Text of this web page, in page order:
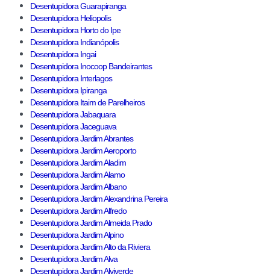
Desentupidora Guarapiranga
Desentupidora Heliopolis
Desentupidora Horto do Ipe
Desentupidora Indianópolis
Desentupidora Ingai
Desentupidora Inocoop Bandeirantes
Desentupidora Interlagos
Desentupidora Ipiranga
Desentupidora Itaim de Parelheiros
Desentupidora Jabaquara
Desentupidora Jaceguava
Desentupidora Jardim Abrantes
Desentupidora Jardim Aeroporto
Desentupidora Jardim Aladim
Desentupidora Jardim Alamo
Desentupidora Jardim Albano
Desentupidora Jardim Alexandrina Pereira
Desentupidora Jardim Alfredo
Desentupidora Jardim Almeida Prado
Desentupidora Jardim Alpino
Desentupidora Jardim Alto da Riviera
Desentupidora Jardim Alva
Desentupidora Jardim Alviverde